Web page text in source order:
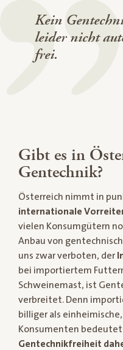
Kein
leider nicht
frei.
Gibt es in
Gentechnik?
Österreich nimmt in
internationale
vielen Konsumgütern
Anbau von
uns zwar verboten, der
bei importiertem
Schweinemast, ist
verbreitet. Denn
billiger als
Konsumenten
Gentechnikfreiheit